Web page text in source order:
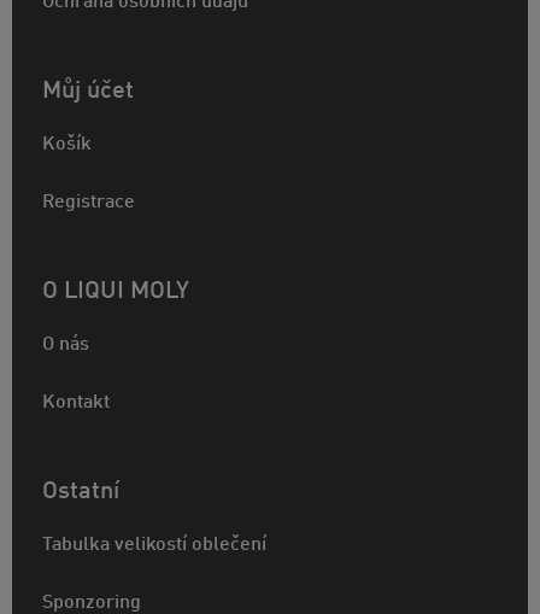
Můj účet
Košík
Registrace
O LIQUI MOLY
O nás
Kontakt
Ostatní
Tabulka velikostí oblečení
Sponzoring